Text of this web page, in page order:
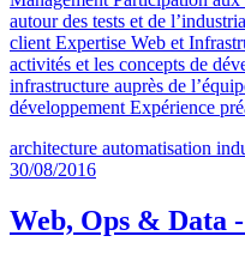
autour des tests et de
client Expertise Web et
activités et les concepts de
infrastructure auprès de
développement Expérience
architecture automatisation
30/08/2016
Web, Ops & Data